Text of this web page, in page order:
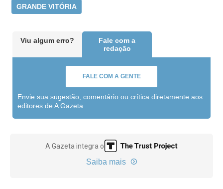
GRANDE VITÓRIA
Viu algum erro?
Fale com a
redação
FALE COM A GENTE
Envie sua sugestão, comentário ou crítica diretamente aos
editores de A Gazeta
A Gazeta integra o
Saiba mais